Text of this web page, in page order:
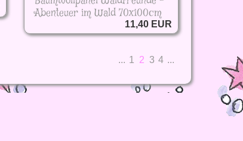
Abenteuer im Wald 70x100cm
11,40 EUR
... 1 2 3 4 ...